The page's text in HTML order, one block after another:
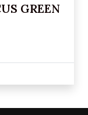
GREEN